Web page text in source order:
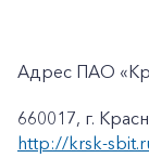
Адрес ПАО
660017, г.
http://krsk-